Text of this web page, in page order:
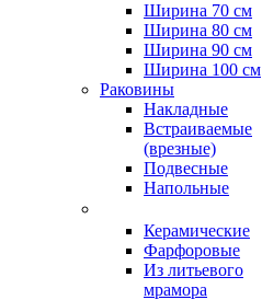
Ширина 70 см
Ширина 80 см
Ширина 90 см
Ширина 100 см
Раковины
Накладные
Встраиваемые
(врезные)
Подвесные
Напольные
Керамические
Фарфоровые
Из литьевого
мрамора